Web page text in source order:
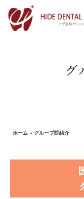
グ
ホーム グループ院紹介